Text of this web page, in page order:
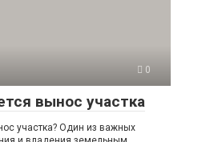
0
вынос участка
участка? Один из важных